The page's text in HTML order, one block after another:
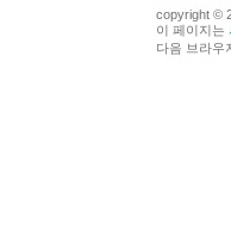
copyright ©
이 페이지는
다음 브라우